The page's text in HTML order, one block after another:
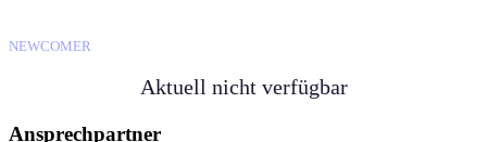
NEWCOMER
Aktuell nicht verfügbar
Ansprechpartner